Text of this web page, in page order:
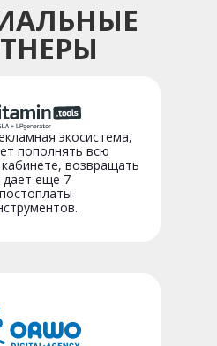
экосистема,
пополнять всю
возвращать
дает еще 7